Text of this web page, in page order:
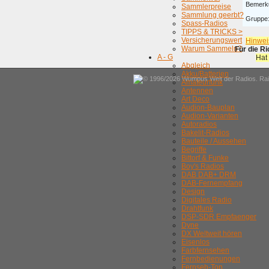
Sammlerpreise
Sammlung geerbt?
Spass-Radios
TIPPS & TRICKS >
Versicherungswert
Warum Sammeln?
A - G
Abgleich
Akku/Batterien
Amateurfunk
Antennen
Art Deco
Audion-Bauplan
Audion-Varianten
Autoradios
Bakelit-Radios
Bauteile / Aussehen
Begriffe
Bittorf & Funke
Boy's Radios
DAB DAB+ DRM
DAB-Fernempfang
Design
Digitales Radio
Drahtfunk
DSP-SDR Empfaenger
Dyne
DX Weltweit hören
Eisenlos
Farbfernsehen
Fernbedienungen
Fernseh-Ton
Gruppe:
Für die
© 1996/2026 Wumpus Welt der Radios.